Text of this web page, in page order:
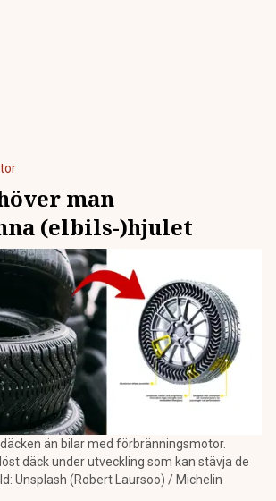
man
(elbils-)hjulet
än bilar med förbränningsmotor.
däck under utveckling som kan stävja de
Unsplash (Robert Laursoo) / Michelin